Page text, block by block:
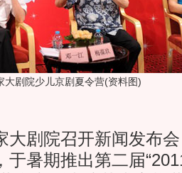
大剧院少儿京剧夏令营(资料图)
剧院召开新闻发布会
于暑期推出第二届